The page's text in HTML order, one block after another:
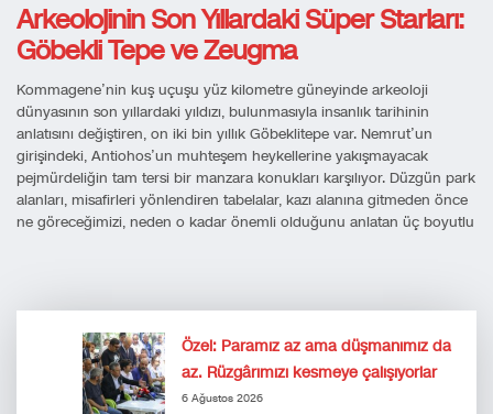
Arkeolojinin Son Yıllardaki Süper Starları:
Göbekli Tepe ve Zeugma
Kommagene’nin kuş uçuşu yüz kilometre güneyinde arkeoloji
dünyasının son yıllardaki yıldızı, bulunmasıyla insanlık tarihinin
anlatısını değiştiren, on iki bin yıllık Göbeklitepe var. Nemrut’un
girişindeki, Antiohos’un muhteşem heykellerine yakışmayacak
pejmürdeliğin tam tersi bir manzara konukları karşılıyor. Düzgün park
alanları, misafirleri yönlendiren tabelalar, kazı alanına gitmeden önce
ne göreceğimizi, neden o kadar önemli olduğunu anlatan üç boyutlu
Özel: Paramız az ama düşmanımız da
az. Rüzgârımızı kesmeye çalışıyorlar
6 Ağustos 2026